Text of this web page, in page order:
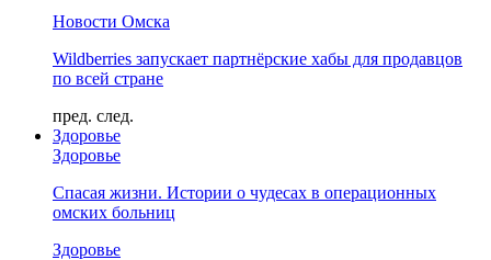
Новости Омска
Wildberries запускает партнёрские хабы для продавцов
по всей стране
пред. след.
Здоровье
Здоровье
Спасая жизни. Истории о чудесах в операционных
омских больниц
Здоровье